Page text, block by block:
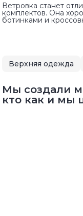
Ветровка станет
комплектов. Она
ботинками и
Верхняя одежда
Мы создали
кто как и мы